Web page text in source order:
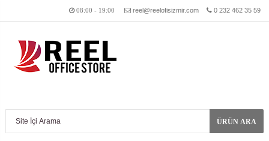
08:00 - 19:00 reel@reelofisizmir.com 0 232 462 35 59
ÜRÜN ARA